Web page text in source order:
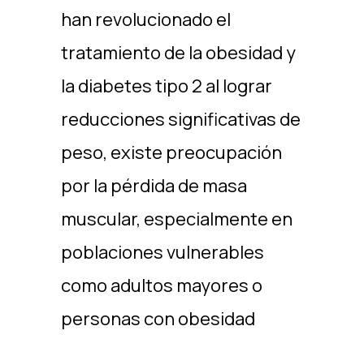
han revolucionado el
tratamiento de la obesidad y
la diabetes tipo 2 al lograr
reducciones significativas de
peso, existe preocupación
por la pérdida de masa
muscular, especialmente en
poblaciones vulnerables
como adultos mayores o
personas con obesidad